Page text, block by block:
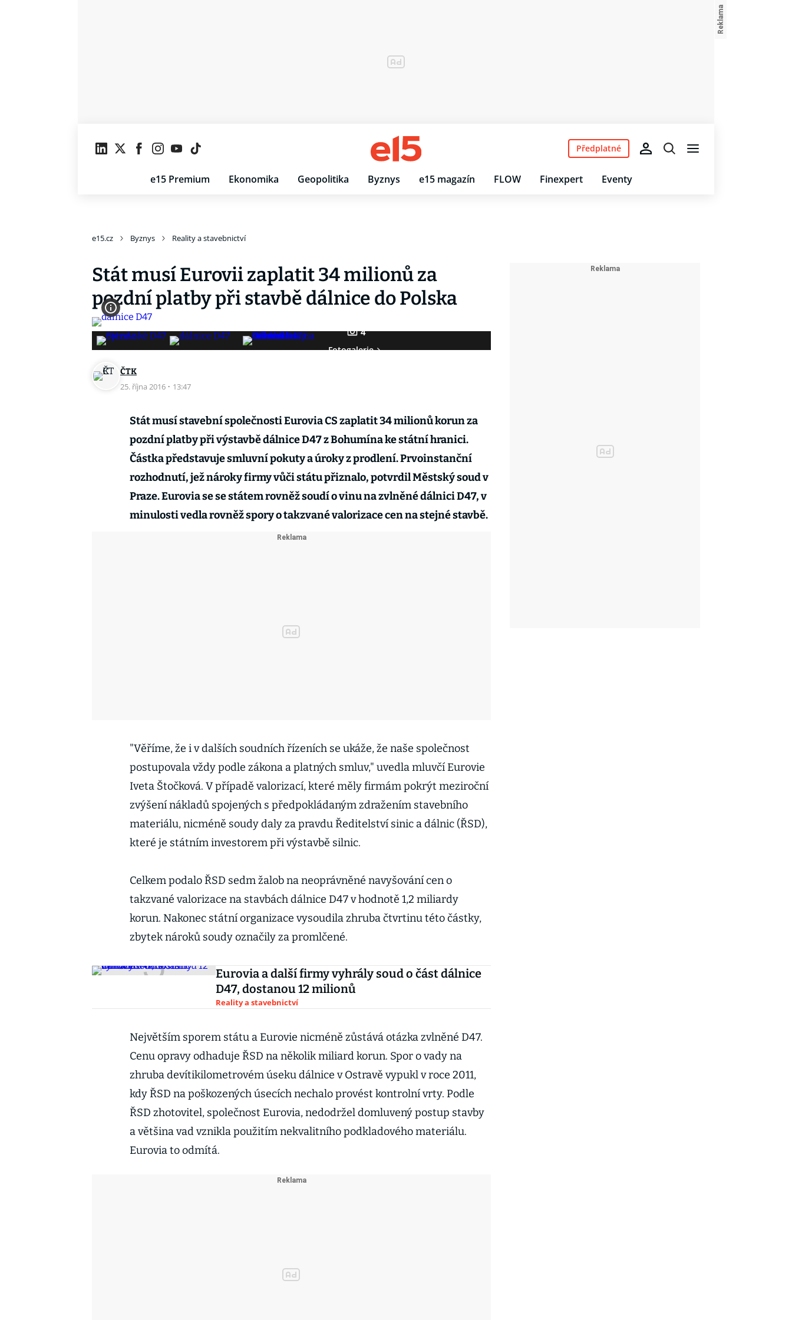
e15 Premium Ekonomika Geopolitika Byznys e15 magazín FLOW Finexpert Eventy
Předplatné
e15.cz Byznys Reality a stavebnictví
Stát musí Eurovii zaplatit 34 milionů za
pozdní platby při stavbě dálnice do Polska
4
Fotogalerie
ČTK
25. října 2016 · 13:47
Stát musí stavební společnosti Eurovia CS zaplatit 34 milionů korun za
pozdní platby při výstavbě dálnice D47 z Bohumína ke státní hranici.
Částka představuje smluvní pokuty a úroky z prodlení. Prvoinstanční
rozhodnutí, jež nároky firmy vůči státu přiznalo, potvrdil Městský soud v
Praze. Eurovia se se státem rovněž soudí o vinu na zvlněné dálnici D47, v
minulosti vedla rovněž spory o takzvané valorizace cen na stejné stavbě.
"Věříme, že i v dalších soudních řízeních se ukáže, že naše společnost
postupovala vždy podle zákona a platných smluv," uvedla mluvčí Eurovie
Iveta Štočková. V případě valorizací, které měly firmám pokrýt meziroční
zvýšení nákladů spojených s předpokládaným zdražením stavebního
materiálu, nicméně soudy daly za pravdu Ředitelství sinic a dálnic (ŘSD),
které je státním investorem při výstavbě silnic.
Celkem podalo ŘSD sedm žalob na neoprávněné navyšování cen o
takzvané valorizace na stavbách dálnice D47 v hodnotě 1,2 miliardy
korun. Nakonec státní organizace vysoudila zhruba čtvrtinu této částky,
zbytek nároků soudy označily za promlčené.
Eurovia a další firmy vyhrály soud o část dálnice
D47, dostanou 12 milionů
Reality a stavebnictví
Největším sporem státu a Eurovie nicméně zůstává otázka zvlněné D47.
Cenu opravy odhaduje ŘSD na několik miliard korun. Spor o vady na
zhruba devítikilometrovém úseku dálnice v Ostravě vypukl v roce 2011,
kdy ŘSD na poškozených úsecích nechalo provést kontrolní vrty. Podle
ŘSD zhotovitel, společnost Eurovia, nedodržel domluvený postup stavby
a většina vad vznikla použitím nekvalitního podkladového materiálu.
Eurovia to odmítá.